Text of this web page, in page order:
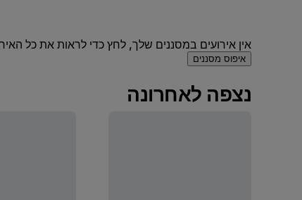
אין אירועים במסננים שלך, לחץ כדי לראות את כל
איפוס מסננים
נצפה לאחרונה